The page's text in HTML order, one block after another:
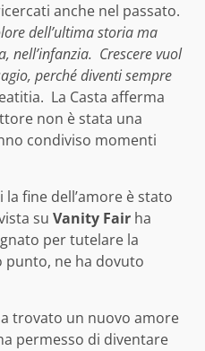
anche nel passato.
dell’ultima storia ma
nell’infanzia. Crescere vuol
perché diventi sempre
La Casta afferma
non è stata una
condiviso momenti
fine dell’amore è stato
su Vanity Fair ha
per tutelare la
punto, ne ha dovuto
trovato un nuovo amore
permesso di diventare